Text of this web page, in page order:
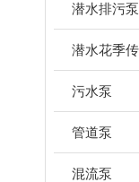
潜水排污泵
污水泵
管道泵
混流泵